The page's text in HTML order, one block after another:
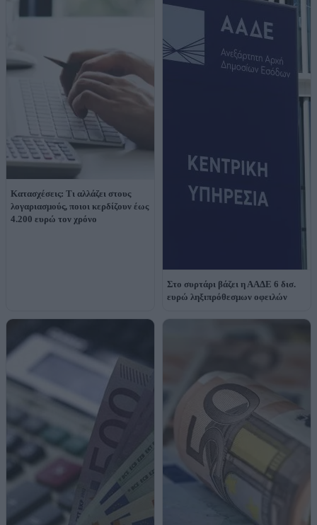
Κατασχέσεις: Τι αλλάζει στους
λογαριασμούς, ποιοι κερδίζουν έως
4.200 ευρώ τον χρόνο
Στο συρτάρι βάζει η ΑΑΔΕ 6 δισ.
ευρώ ληξιπρόθεσμων οφειλών